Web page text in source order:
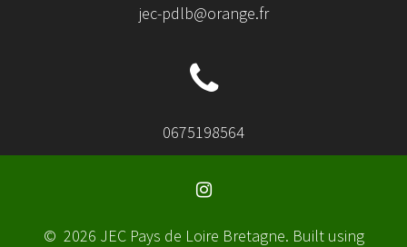
jec-pdlb@orange.fr
0675198564
© 2026 JEC Pays de Loire Bretagne. Built using